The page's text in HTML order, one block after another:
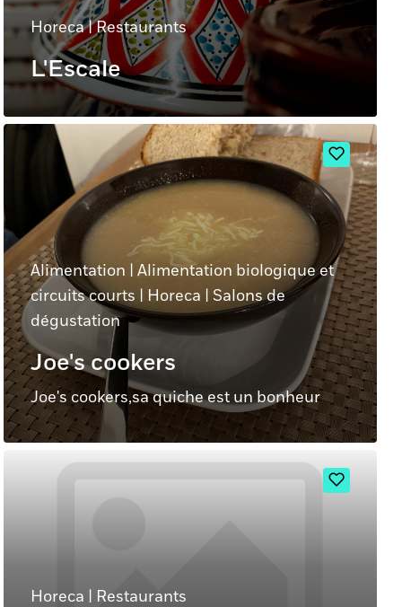
Horeca|Restaurants
L'Escale
Alimentation | Alimentation biologique et
circuits courts | Horeca | Salons de
dégustation
Joe's cookers
Joe's cookers,sa quiche est un bonheur
Horeca | Restaurants